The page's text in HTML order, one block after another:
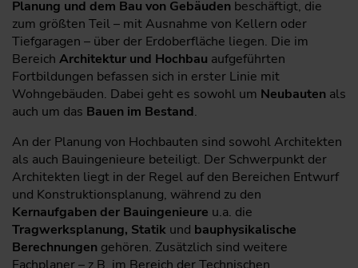
Planung und dem Bau von Gebäuden beschäftigt, die
zum größten Teil – mit Ausnahme von Kellern oder
Tiefgaragen – über der Erdoberfläche liegen. Die im
Bereich Architektur und Hochbau aufgeführten
Fortbildungen befassen sich in erster Linie mit
Wohngebäuden. Dabei geht es sowohl um Neubauten als
auch um das Bauen im Bestand.
An der Planung von Hochbauten sind sowohl Architekten
als auch Bauingenieure beteiligt. Der Schwerpunkt der
Architekten liegt in der Regel auf den Bereichen Entwurf
und Konstruktionsplanung, während zu den
Kernaufgaben der Bauingenieure u.a. die
Tragwerksplanung, Statik und bauphysikalische
Berechnungen gehören. Zusätzlich sind weitere